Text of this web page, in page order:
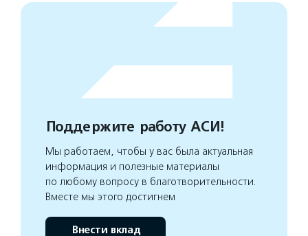
Поддержите работу АСИ!
Мы работаем, чтобы у вас была актуальная
информация и полезные материалы
по любому вопросу в благотворительности.
Вместе мы этого достигнем
Внести вклад